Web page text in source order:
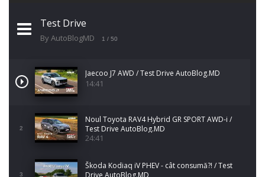
Test Drive
By AutoBlogMD 1 / 50
Jaecoo J7 AWD / Test Drive AutoBlog.MD
14:41
2
Noul Toyota RAV4 Hybrid GR SPORT AWD-i /
Test Drive AutoBlog.MD
24:41
3
Škoda Kodiaq iV PHEV - cât consumă?! / Test
Drive AutoBlog.MD